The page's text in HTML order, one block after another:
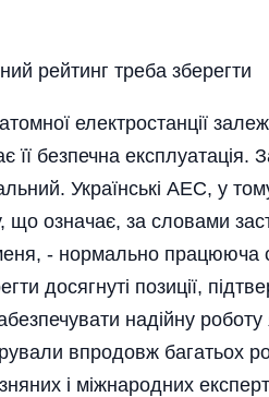
рейтинг треба зберегти
електростанції
її безпечна експлуатація.
Українські АЕС, у
що означає, за словами
- нормально працююча
досягнуті позиції,
наді­йну
впродовж бага­тьох
і міжнародних